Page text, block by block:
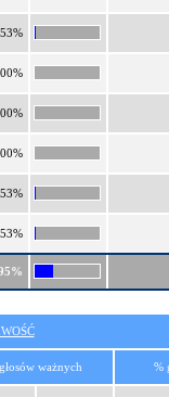
ważnych %